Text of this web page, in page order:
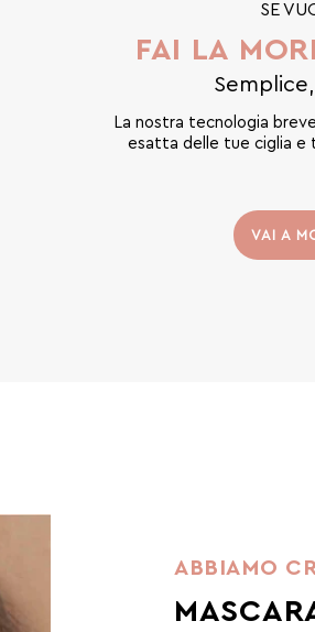
SE
FAI LA
La nostra tecnologia
esatta delle tue ciglia e
VAI A
ABBIAMO